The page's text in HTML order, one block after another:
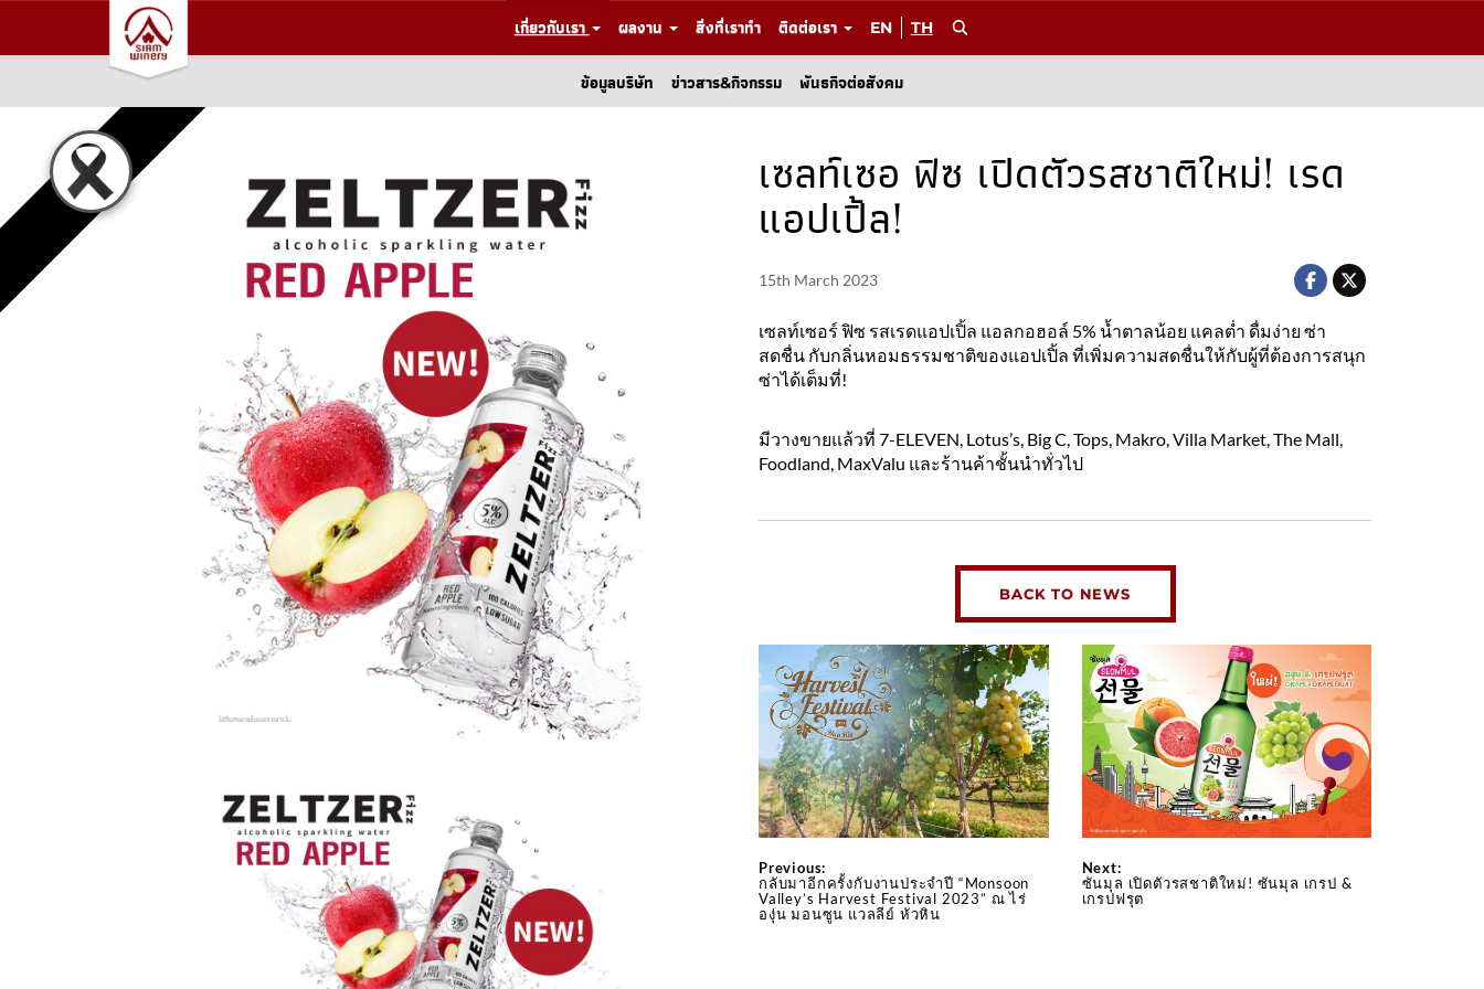
เกี่ยวกับเรา
ข้อมูลบริษัท ข่าวสาร&กิจกรรม พันธกิจต่อสังคม
ผลงาน สิ่งที่เราทำ ติดต่อเรา EN TH
เซลท์เซอ ฟิซ เปิดตัวรสชาติใหม่! เรด
แอปเปิ้ล!
15th March 2023
เซลท์เซอร์ ฟิซ รสเรดแอปเปิ้ล แอลกอฮอล์ 5% น้ำตาลน้อย แคลต่ำ ดื่มง่าย ซ่า
สดชื่น กับกลิ่นหอมธรรมชาติของแอปเปิ้ล ที่เพิ่มความสดชื่นให้กับผู้ที่ต้องการสนุก
ซ่าได้เต็มที่!
มีวางขายแล้วที่ 7-ELEVEN, Lotus’s, Big C, Tops, Makro, Villa Market, The Mall,
Foodland, MaxValu และร้านค้าชั้นนำทั่วไป
BACK TO NEWS
Previous:
กลับมาอีกครั้งกับงานประจำปี “Monsoon
Valley’s Harvest Festival 2023” ณ ไร่
องุ่น มอนซูน แวลลีย์ หัวหิน
Next:
ซันมุล เปิดตัวรสชาติใหม่! ซันมุล เกรป &
เกรปฟรุต